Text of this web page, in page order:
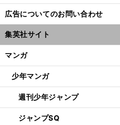
広告についてのお問い合わせ
集英社サイト
マンガ
少年マンガ
週刊少年ジャンプ
ジャンプSQ